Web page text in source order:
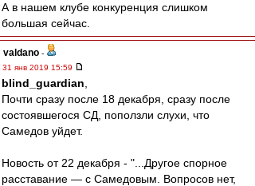
А в нашем клубе конкуренция слишком
большая сейчас.
valdano -
31 янв 2019 15:59
blind_guardian
Почти сразу после 18 декабря, сразу после
состоявшегося СД, поползли слухи, что
Самедов уйдет.
Новость от 22 декабря - "...Другое спорное
расставание — с Самедовым. Вопросов нет,